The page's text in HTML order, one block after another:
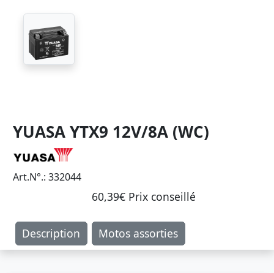
YUASA YTX9 12V/8A (WC)
Art.N°.: 332044
60,39€ Prix ​​conseillé
Description Motos assorties